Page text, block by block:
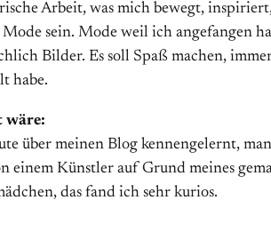
Arbeit, was mich bewegt,
sein. Mode weil ich angefangen
Bilder. Es soll Spaß machen,
habe.
wäre:
über meinen Blog kennengelernt,
einem Künstler auf Grund meines
das fand ich sehr kurios.